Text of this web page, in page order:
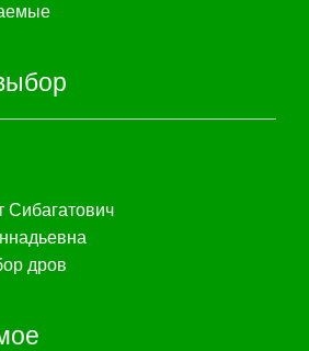
Сибагатович
дров